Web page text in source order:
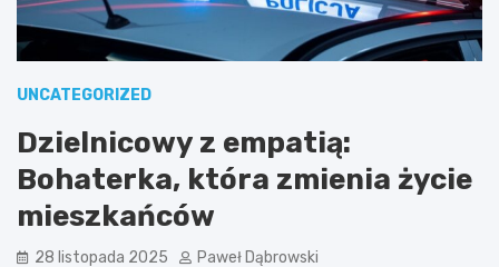
UNCATEGORIZED
Dzielnicowy z empatią:
Bohaterka, która zmienia życie
mieszkańców
28 listopada 2025 Paweł Dąbrowski